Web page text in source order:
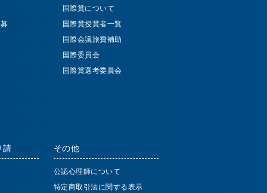
国際賞について
国際賞授賞者一覧
国際会議旅費補助
国際委員会
国際賞選考委員会
請 その他
公認心理師について
特定商取引法に関する表示